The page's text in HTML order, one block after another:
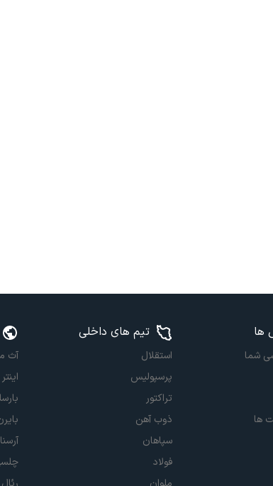
ها
شما
ها
تیم های داخلی
استقلال
پرسپولیس
تراکتور
ذوب آهن
سپاهان
فولاد
آث